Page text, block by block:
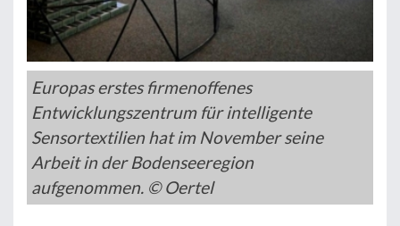
Europas erstes firmenoffenes
Entwicklungszentrum für intelligente
Sensortextilien hat im November seine
Arbeit in der Bodenseeregion
aufgenommen. © Oertel